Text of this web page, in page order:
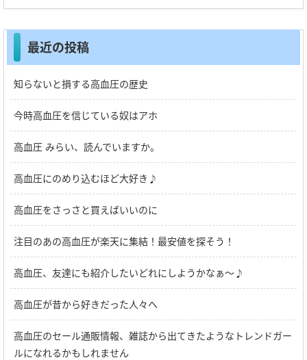
最近の投稿
知らないと損する高血圧の歴史
今時高血圧を信じている奴はアホ
高血圧 みらい、読んでいますか。
高血圧にのめり込むほど大好き♪
高血圧をさっさと買えばいいのに
注目のあの高血圧が楽天に集結！最安値を探そう！
高血圧、友達にも紹介したいどれにしようかなぁ～♪
高血圧が昔から好きだった人々へ
高血圧のセール通販情報、雑誌から出てきたようなトレンドガー
ルになれるかもしれません